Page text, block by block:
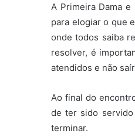
A Primeira Dama
para elogiar o que
onde todos saiba
resolver, é
atendidos e não
Ao final do
de ter sido
terminar.